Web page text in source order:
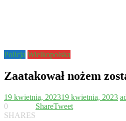
Policja Wielkopolska
Zaatakował nożem
19 kwietnia, 202319 kwietnia, 2023
0
SHARES
ShareTweet